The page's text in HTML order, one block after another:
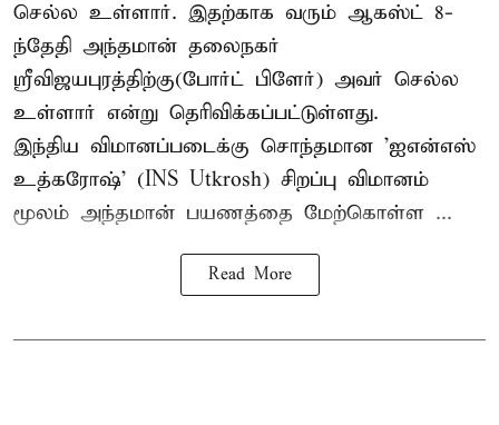
செல்ல உள்ளார். இதற்காக வரும் ஆகஸ்ட் 8-
ந்தேதி அந்தமான் தலைநகர்
ஸ்ரீவிஜயபுரத்திற்கு(போர்ட் பிளேர்) அவர் செல்ல
உள்ளார் என்று தெரிவிக்கப்பட்டுள்ளது.
இந்திய விமானப்படைக்கு சொந்தமான 'ஐஎன்எஸ்
உத்கரோஷ்' (INS Utkrosh) சிறப்பு விமானம்
மூலம் அந்தமான் பயணத்தை மேற்கொள்ள ...
Read More